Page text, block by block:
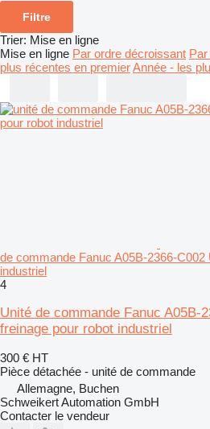
Filtre
Trier: Mise en ligne
Mise en ligne Par ordre décroissant
plus récentes en premierAnnée - les
de commande Fanuc A05B-2366-C002
industriel
4
Unité de commande Fanuc A05B-
freinage pour robot industriel
300 € HT
Pièce détachée - unité de commande
Allemagne, Buchen
Schweikert Automation GmbH
Contacter le vendeur